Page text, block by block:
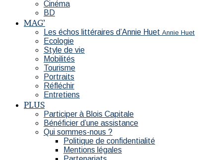
Cinéma
BD
MAG’
Les échos littéraires d’Annie Huet Annie Huet
Ecologie
Style de vie
Mobilités
Tourisme
Portraits
Réfléchir
Entretiens
PLUS
Participer à Blois Capitale
Bénéficier d’une assistance
Qui sommes-nous ?
Politique de confidentialité
Mentions légales